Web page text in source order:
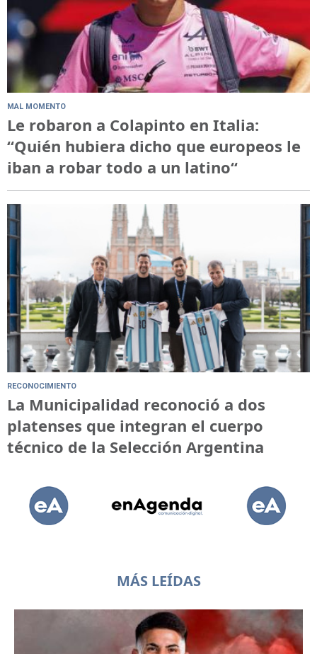
MAL MOMENTO
Le robaron a Colapinto en Italia:
“Quién hubiera dicho que europeos le
iban a robar todo a un latino“
RECONOCIMIENTO
La Municipalidad reconoció a dos
platenses que integran el cuerpo
técnico de la Selección Argentina
MÁS LEÍDAS